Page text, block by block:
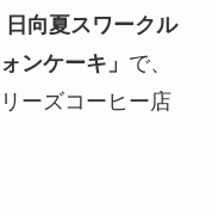
日向夏スワークル
ンケーキ」 で、
ーズコーヒー店